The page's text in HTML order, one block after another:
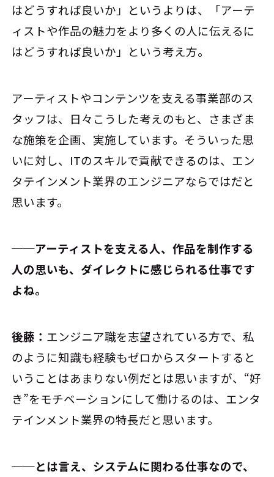
はどうすれば良いか」というよりは、「アーテ
ィストや作品の魅力をより多くの人に伝えるに
はどうすれば良いか」という考え方。
アーティストやコンテンツを支える事業部のス
タッフは、日々こうした考えのもと、さまざま
な施策を企画、実施しています。そういった思
いに対し、ITのスキルで貢献できるのは、エン
タテインメント業界のエンジニアならではだと
思います。
──アーティストを支える人、作品を制作する
人の思いも、ダイレクトに感じられる仕事です
よね。
後藤： エンジニア職を志望されている方で、私
のように知識も経験もゼロからスタートすると
いうことはあまりない例だとは思いますが、“好
き”をモチベーションにして働けるのは、エンタ
テインメント業界の特長だと思います。
──とは言え、システムに関わる仕事なので、